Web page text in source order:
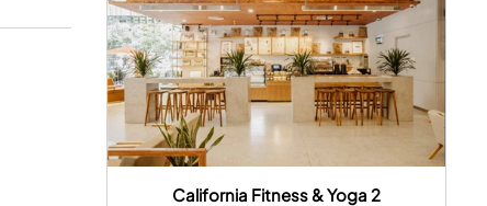
California Fitness & Yoga 2